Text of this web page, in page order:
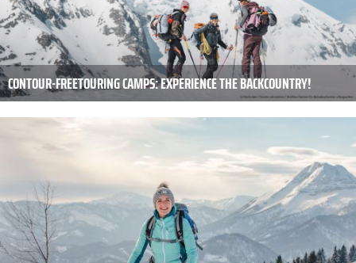
CONTOUR-FREETOURING CAMPS: EXPERIENCE THE BACKCOUNTRY!